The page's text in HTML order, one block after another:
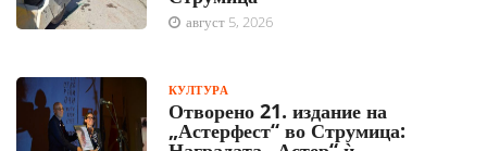
август 5, 2026
КУЛТУРА
Отворено 21. издание на
„Астерфест“ во Струмица: